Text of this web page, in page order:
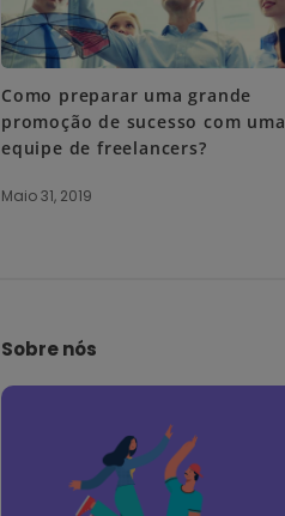
Como preparar uma grande
promoção de sucesso com uma
equipe de freelancers?
Maio 31, 2019
Sobre nós